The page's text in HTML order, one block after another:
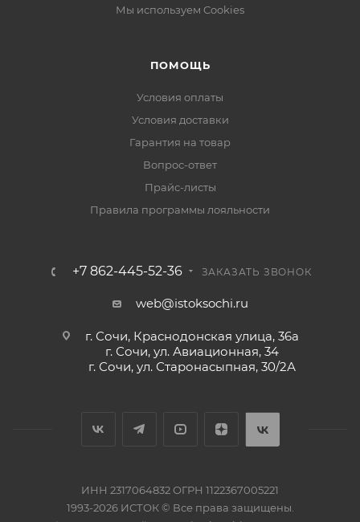
Мы используем Cookies
ПОМОЩЬ
Условия оплаты
Условия доставки
Гарантия на товар
Вопрос-ответ
Прайс-листы
Правила программы лояльности
+7 862-445-52-36 ЗАКАЗАТЬ ЗВОНОК
web@istoksochi.ru
г. Сочи, Краснодонская улица, 36а
г. Сочи, ул. Авиационная, 34
г. Сочи, ул. Старонасыпная, 30/2А
ИНН 2317064832 ОГРН 1122367005221
1993-2026 ИСТОК © Все права защищены.